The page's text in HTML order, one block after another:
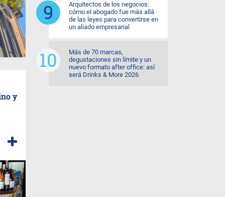
y
Arquitectos de los negocios:
cómo el abogado fue más allá
de las leyes para convertirse en
un aliado empresarial
Más de 70 marcas,
degustaciones sin límite y un
nuevo formato after office: así
será Drinks & More 2026